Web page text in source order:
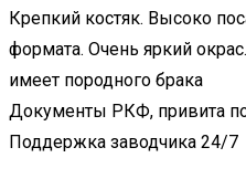
Крепкий костяк. Высоко
формата. Очень яркий
имеет породного брака
Документы РКФ, привита по
Поддержка заводчика 24/7